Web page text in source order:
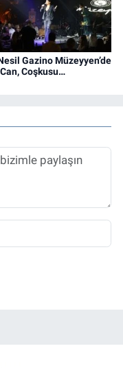
Gazino Müzeyyen’de
Coşkusu…